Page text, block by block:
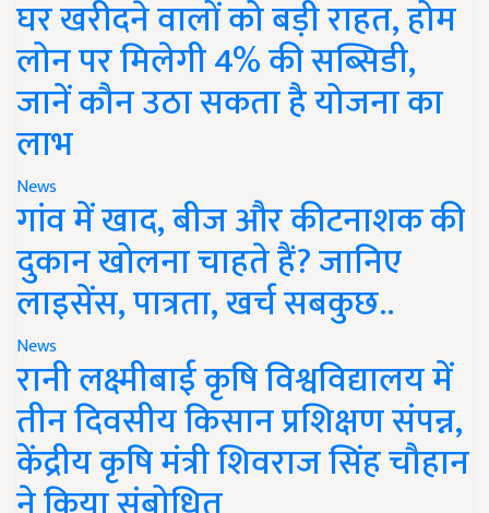
घर खरीदने वालों को बड़ी राहत, होम
लोन पर मिलेगी 4% की सब्सिडी,
जानें कौन उठा सकता है योजना का
लाभ
News
गांव में खाद, बीज और कीटनाशक की
दुकान खोलना चाहते हैं? जानिए
लाइसेंस, पात्रता, खर्च सबकुछ..
News
रानी लक्ष्मीबाई कृषि विश्वविद्यालय में
तीन दिवसीय किसान प्रशिक्षण संपन्न,
केंद्रीय कृषि मंत्री शिवराज सिंह चौहान